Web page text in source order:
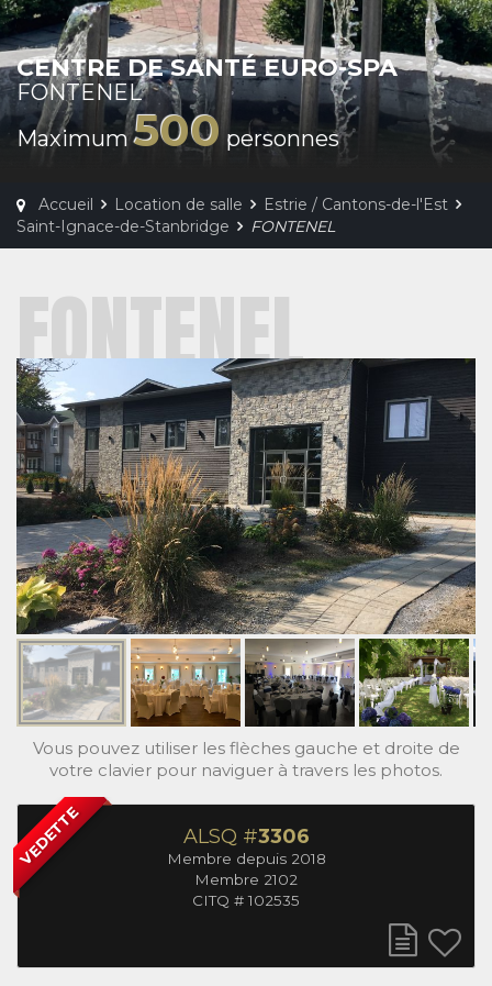
CENTRE DE SANTÉ EURO-SPA
FONTENEL
Maximum500 personnes
Accueil Location de salle
Estrie / Cantons-de-l'Est
Saint-Ignace-de-Stanbridge
FONTENEL
FONTENEL
Vous pouvez utiliser les flèches gauche et droite de
votre clavier pour naviguer à travers les photos.
VEDETTE ALSQ #3306
Membre depuis 2018
Membre 2102
CITQ # 102535